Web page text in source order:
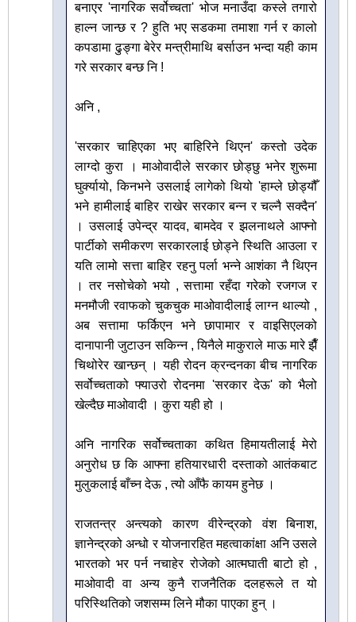
बनाएर 'नागरिक सर्वोच्चता' भोज मनाउँदा कस्ले तगारो
हाल्न जान्छ र ? हुति भए सडकमा तमाशा गर्न र कालो
कपडामा ढुङ्गा बेरेर मन्त्रीमाथि बर्साउन भन्दा यही काम
गरे सरकार बन्छ नि !
अनि ,
'सरकार चाहिएका भए बाहिरिने थिएन' कस्तो उदेक
लाग्दो कुरा । माओवादीले सरकार छोड्छु भनेर शुरूमा
घुर्क्यायो, किनभने उसलाई लागेको थियो 'हाम्ले छोड्यौँ
भने हामीलाई बाहिर राखेर सरकार बन्न र चल्नै सक्दैन'
। उसलाई उपेन्द्र यादव, बामदेव र झलनाथले आफ्नो
पार्टीको समीकरण सरकारलाई छोड्ने स्थिति आउला र
यति लामो सत्ता बाहिर रहनु पर्ला भन्ने आशंका नै थिएन
। तर नसोचेको भयो , सत्तामा रहँदा गरेको रजगज र
मनमौजी रवाफको चुकचुक माओवादीलाई लाग्न थाल्यो ,
अब सत्तामा फर्किएन भने छापामार र वाइसिएलको
दानापानी जुटाउन सकिन्न , यिनैले माकुराले माऊ मारे झैँ
चिथोरेर खान्छन् । यही रोदन क्रन्दनका बीच नागरिक
सर्वोच्चताको फ्याउरो रोदनमा 'सरकार देऊ' को भैलो
खेल्दैछ माओवादी । कुरा यही हो ।
अनि नागरिक सर्वोच्चताका कथित हिमायतीलाई मेरो
अनुरोध छ कि आफ्ना हतियारधारी दस्ताको आतंकबाट
मुलुकलाई बाँच्न देऊ , त्यो आँफै कायम हुनेछ ।
राजतन्त्र अन्त्यको कारण वीरेन्द्रको वंश बिनाश,
ज्ञानेन्द्रको अन्धो र योजनारहित महत्वाकांक्षा अनि उसले
भारतको भर पर्न नचाहेर रोजेको आत्मघाती बाटो हो ,
माओवादी वा अन्य कुनै राजनैतिक दलहरूले त यो
परिस्थितिको जशसम्म लिने मौका पाएका हुन् ।